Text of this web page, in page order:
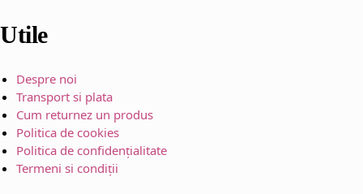
Utile
Despre noi
Transport si plata
Cum returnez un produs
Politica de cookies
Politica de confidențialitate
Termeni si condiții